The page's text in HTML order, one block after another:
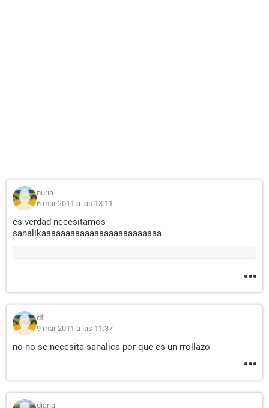
nuria
6 mar 2011 a las 13:11
es verdad necesitamos
sanalikaaaaaaaaaaaaaaaaaaaaaaaaa
df
9 mar 2011 a las 11:37
no no se necesita sanalica por que es un rrollazo
diana